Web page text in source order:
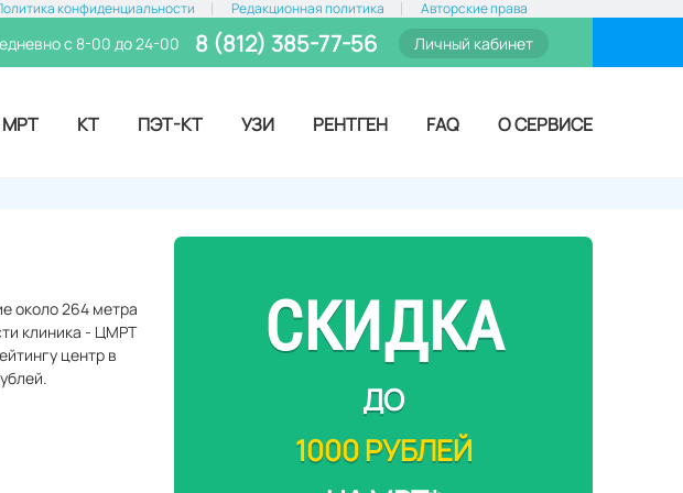
конфиденциальности Редакционная политика Авторские права
с 8-00 до 24-00 8 (812) 385-77-56 Личный кабинет
МРТ КТ ПЭТ-КТ УЗИ РЕНТГЕН FAQ О СЕРВИСЕ
около 264 метра
клиника - ЦМРТ
центр в
СКИДКА
ДО
1000 РУБЛЕЙ